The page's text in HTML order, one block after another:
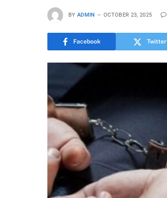
BY ADMIN OCTOBER 23, 2025
Facebook Twitter